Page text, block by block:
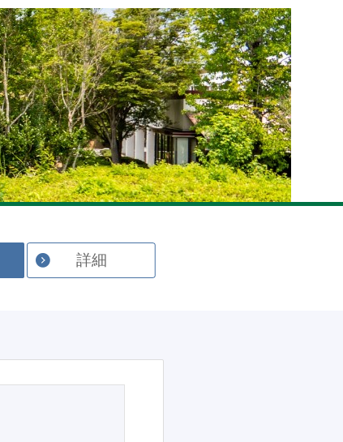
English
詳細